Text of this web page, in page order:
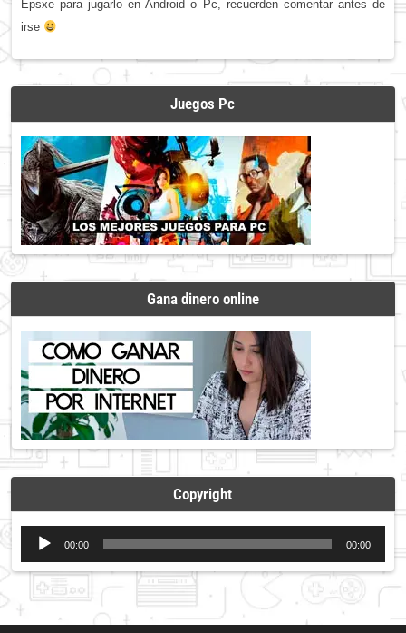
Epsxe para jugarlo en Android o Pc, recuerden comentar antes de
irse
Juegos Pc
Gana dinero online
Copyright
Reproductor
de
audio
00:00 00:00